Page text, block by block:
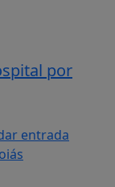
por